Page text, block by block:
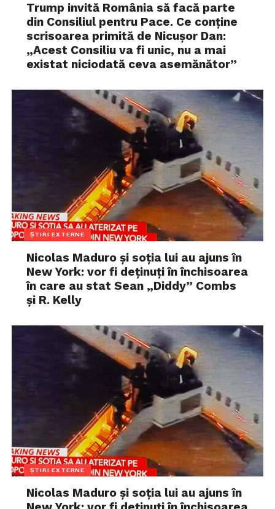
Trump invită România să facă parte
din Consiliul pentru Pace. Ce conține
scrisoarea primită de Nicușor Dan:
„Acest Consiliu va fi unic, nu a mai
existat niciodată ceva asemănător”
ȘTIRI EXTERNE
Nicolas Maduro și soția lui au ajuns în
New York: vor fi deținuți în închisoarea
în care au stat Sean „Diddy” Combs
și R. Kelly
ȘTIRI EXTERNE
Nicolas Maduro și soția lui au ajuns în